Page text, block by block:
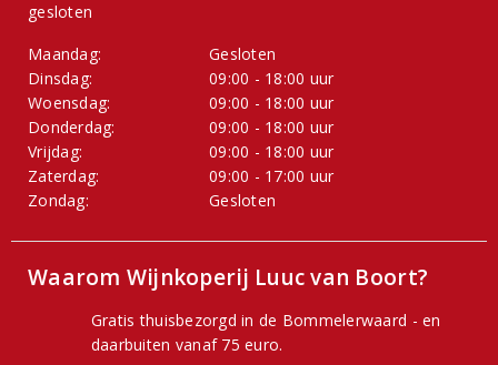
gesloten
Maandag:
Gesloten
Dinsdag:
09:00 - 18:00 uur
Woensdag:
09:00 - 18:00 uur
Donderdag:
09:00 - 18:00 uur
Vrijdag:
09:00 - 18:00 uur
Zaterdag:
09:00 - 17:00 uur
Zondag:
Gesloten
Waarom Wijnkoperij Luuc van Boort?
Gratis thuisbezorgd in de Bommelerwaard - en
daarbuiten vanaf 75 euro.